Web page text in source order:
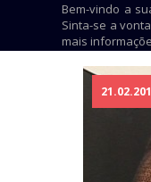
Bem-vindo a
Sinta-se a
mais